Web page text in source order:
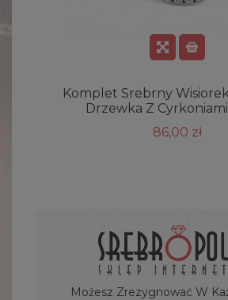
Komplet Srebrny
Drzewka Z Cyrkoniami
86,00 zł
Możesz Zrezygnować W